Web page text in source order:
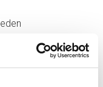
16 en loot